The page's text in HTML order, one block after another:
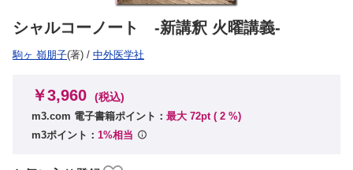
シャルコーノート -新講釈 火曜講義-
駒ヶ 嶺朋子(著) / 中外医学社
￥3,960 (税込)
m3.com 電子書籍ポイント： 最大 72pt ( 2 %)
m3ポイント： 1%相当